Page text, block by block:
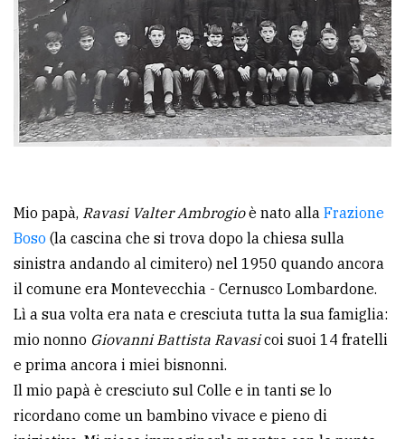
Mio papà, Ravasi Valter Ambrogioè nato alla Frazione
Boso (la cascina che si trova dopo la chiesa sulla
sinistra andando al cimitero) nel 1950 quando ancora
il comune era Montevecchia - Cernusco Lombardone.
Lì a sua volta era nata e cresciuta tutta la sua famiglia:
mio nonno Giovanni Battista Ravasicoi suoi 14 fratelli
e prima ancora i miei bisnonni.
Il mio papà è cresciuto sul Colle e in tanti se lo
ricordano come un bambino vivace e pieno di